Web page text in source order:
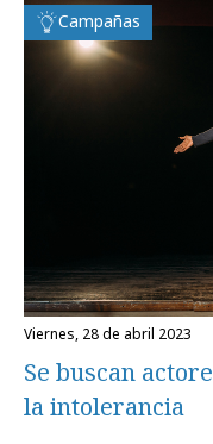
Campañas
viernes, 28 de abril 2023
Se buscan
la intolerancia